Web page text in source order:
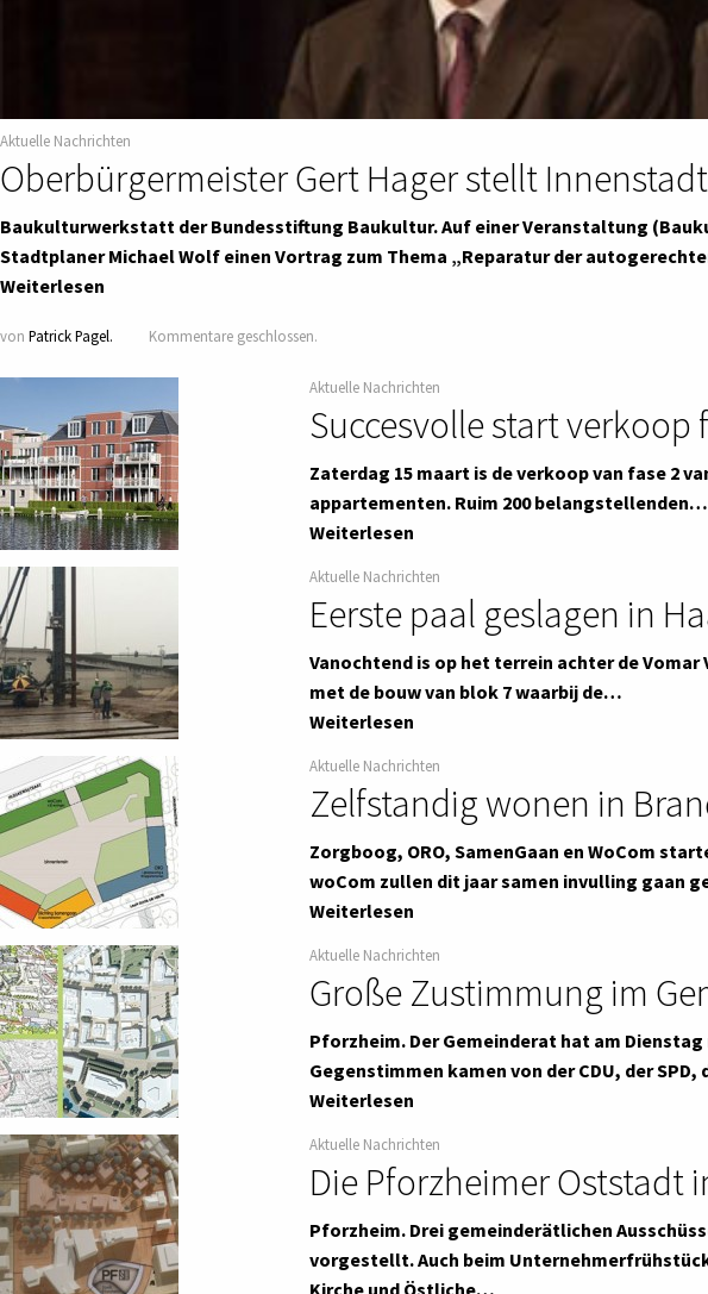
Aktuelle Nachrichten
Oberbürgermeister Gert Hager stellt
Baukulturwerkstatt der Bundesstiftung Baukultur. Auf einer Veranstaltung
Stadtplaner Michael Wolf einen Vortrag zum Thema „Reparatur der
Weiterlesen
von Patrick Pagel. Kommentare geschlossen.
Aktuelle Nachrichten
Succesvolle start verkoop
Zaterdag 15 maart is de verkoop van fase 2
appartementen. Ruim 200 belangstellenden…
Weiterlesen
Aktuelle Nachrichten
Eerste paal geslagen in
Vanochtend is op het terrein achter de
met de bouw van blok 7 waarbij de…
Weiterlesen
Aktuelle Nachrichten
Zelfstandig wonen in
Zorgboog, ORO, SamenGaan en WoCom
woCom zullen dit jaar samen invulling gaan
Weiterlesen
Aktuelle Nachrichten
Große Zustimmung im
Pforzheim. Der Gemeinderat hat am
Gegenstimmen kamen von der CDU, der
Weiterlesen
Aktuelle Nachrichten
Die Pforzheimer Oststadt
Pforzheim. Drei gemeinderätlichen
vorgestellt. Auch beim